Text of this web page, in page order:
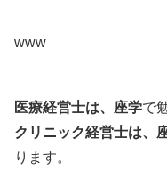
www
医療経営士は、座学で
クリニック経営士は、
ります。